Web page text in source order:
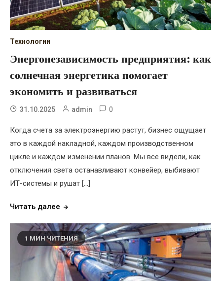
Технологии
Энергонезависимость предприятия: как
солнечная энергетика помогает
экономить и развиваться
31.10.2025 admin 0
Когда счета за электроэнергию растут, бизнес ощущает
это в каждой накладной, каждом производственном
цикле и каждом изменении планов. Мы все видели, как
отключения света останавливают конвейер, выбивают
ИТ-системы и рушат […]
Читать далее
1 МИН ЧИТЕНИЯ